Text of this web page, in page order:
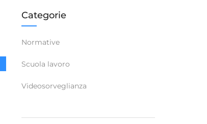
Categorie
Normative
Scuola lavoro
Videosorveglianza